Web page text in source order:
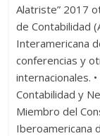
Alatriste” 2017
de Contabilidad
Interamericana
conferencias y
internacionales.
Contabilidad y
Miembro del
Iberoamericana